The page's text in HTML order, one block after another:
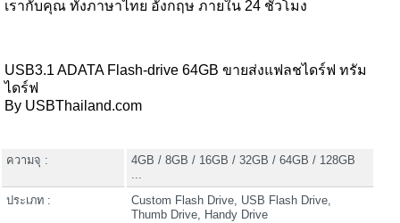
เรากับคุณ ทั้งภาษาไทย อังกฤษ ภายใน 24 ชั่วโมง
USB3.1 ADATA Flash-drive 64GB ขายส่งแฟลชไดร์ฟ ทรัม
ไดร์ฟ
By USBThailand.com
ความจุ :
4GB / 8GB / 16GB / 32GB / 64GB / 128GB
...
ประเภท :
Custom Flash Drive, USB Flash Drive,
Thumb Drive, Handy Drive